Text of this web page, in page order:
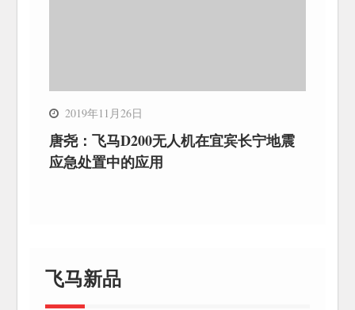
2019年11月26日
唐尧：飞马D200无人机在宜宾长宁地震
应急处置中的应用
飞马新品